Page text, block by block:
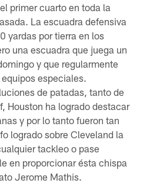
primer cuarto en toda la
La escuadra defensiva
yardas por tierra en los
una escuadra que juega un
y que regularmente
especiales.
de patadas, tanto de
Houston ha logrado destacar
y por lo tanto fueron tan
logrado sobre Cleveland la
tackleo o pase
en proporcionar ésta chispa
Jerome Mathis.